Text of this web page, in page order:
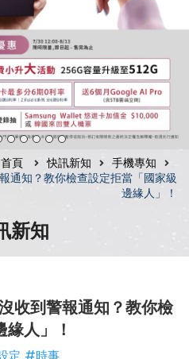
首頁 快訊新知
手機專知
通知？教你檢查設定拒當「國家級
邊緣人」！
新知
收到警報通知？教你檢
人」！
定 #時事